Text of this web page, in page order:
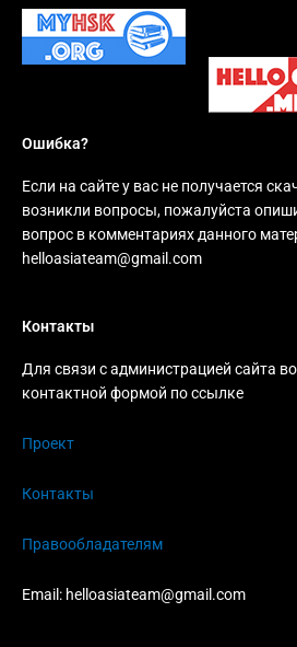
Ошибка?
Если на сайте у вас не получается
возникли вопросы, пожалуйста
вопрос в комментариях данного
helloasiateam@gmail.com
Контакты
Для связи с администрацией сайта
контактной формой по ссылке
Проект
Контакты
Правообладателям
Email: helloasiateam@gmail.com